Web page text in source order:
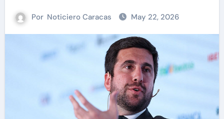
Por Noticiero Caracas May 22, 2026